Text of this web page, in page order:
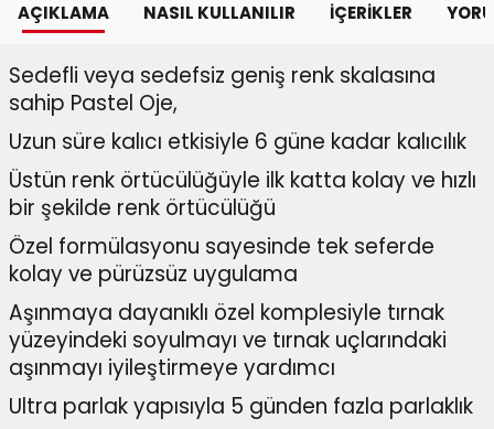
AÇIKLAMA NASIL KULLANILIR İÇERIKLER
Sedefli veya sedefsiz geniş renk skalasına
sahip Pastel Oje,
Uzun süre kalıcı etkisiyle 6 güne kadar kalıcılık
Üstün renk örtücülüğüyle ilk katta kolay ve hızlı
bir şekilde renk örtücülüğü
Özel formülasyonu sayesinde tek seferde
kolay ve pürüzsüz uygulama
Aşınmaya dayanıklı özel komplesiyle tırnak
yüzeyindeki soyulmayı ve tırnak uçlarındaki
aşınmayı iyileştirmeye yardımcı
Ultra parlak yapısıyla 5 günden fazla parlaklık